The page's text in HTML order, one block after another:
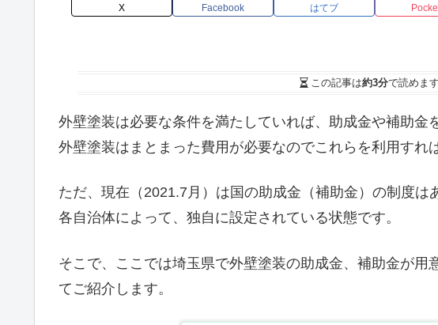
X Facebook はてブ
この記事は約3分で読めます
外壁塗装は必要な条件を満たしていれば、助成金や補助金
外壁塗装はまとまった費用が必要なのでこれらを利用すれ
ただ、現在（2021.7月）は国の助成金（補助金）の制度は
各自治体によって、独自に設定されている状態です。
そこで、ここでは埼玉県で外壁塗装の助成金、補助金が用
てご紹介します。